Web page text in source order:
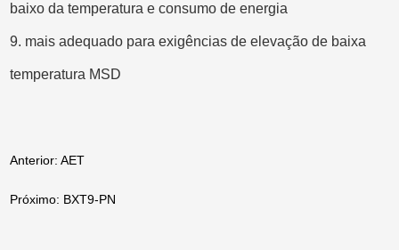
baixo da temperatura e consumo de energia
9. mais adequado para exigências de elevação de baixa
temperatura MSD
Anterior: AET
Próximo: BXT9-PN